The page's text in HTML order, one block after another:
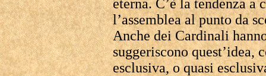
eterna. C’è la tendenza
l’assemblea al punto da
Anche dei Cardinali
suggeriscono quest’idea,
esclusiva, o quasi